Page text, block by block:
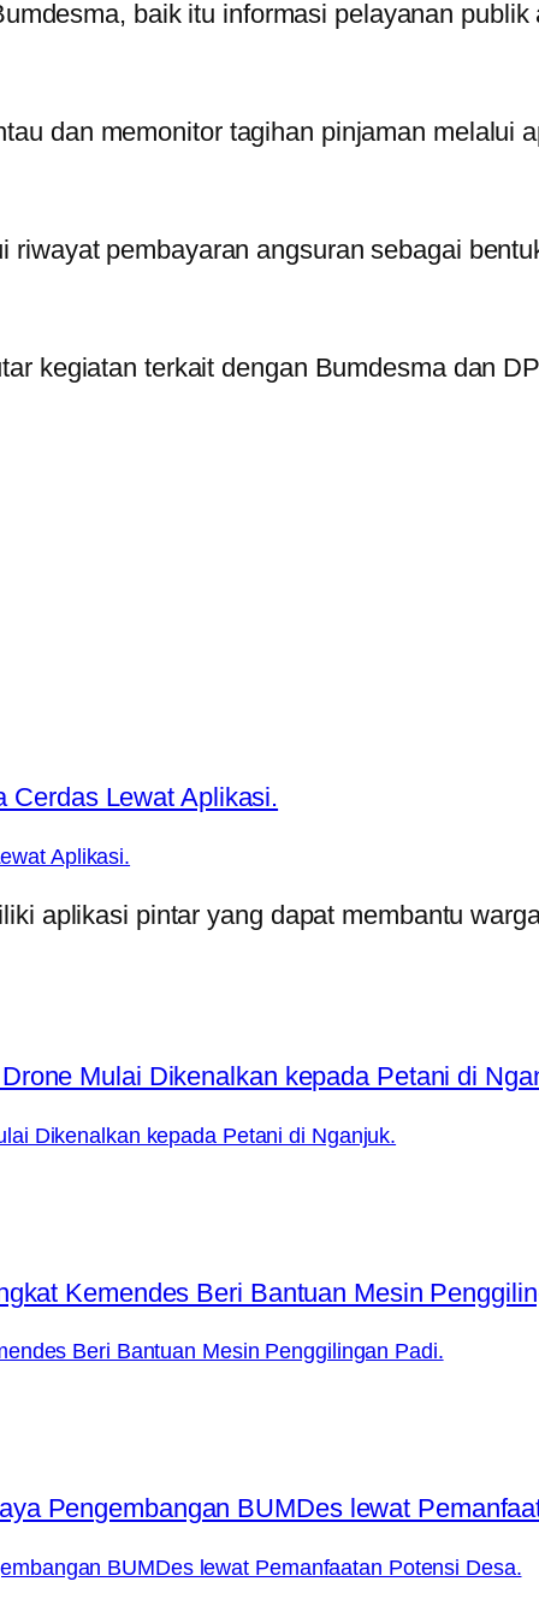
baik itu informasi pelayanan
dan memonitor tagihan pinjaman melalui
riwayat pembayaran angsuran sebagai
kegiatan terkait dengan Bumdesma dan
Aplikasi.
aplikasi pintar yang dapat membantu
Dikenalkan kepada Petani di Nganjuk.
Beri Bantuan Mesin Penggilingan Padi.
BUMDes lewat Pemanfaatan Potensi Desa.